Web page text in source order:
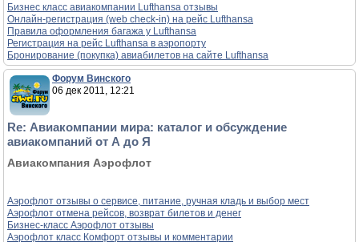
Бизнес класс авиакомпании Lufthansa отзывы
Онлайн-регистрация (web check-in) на рейс Lufthansa
Правила оформления багажа у Lufthansa
Регистрация на рейс Lufthansa в аэропорту
Бронирование (покупка) авиабилетов на сайте Lufthansa
Форум Винского
06 дек 2011, 12:21
Re: Авиакомпании мира: каталог и обсуждение
авиакомпаний от А до Я
Авиакомпания Аэрофлот
Аэрофлот отзывы о сервисе, питание, ручная кладь и выбор мест
Аэрофлот отмена рейсов, возврат билетов и денег
Бизнес-класс Аэрофлот отзывы
Аэрофлот класс Комфорт отзывы и комментарии